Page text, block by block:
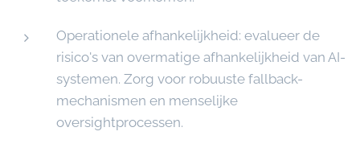
Operationele afhankelijkheid: evalueer de
risico's van overmatige afhankelijkheid van AI-
systemen. Zorg voor robuuste fallback-
mechanismen en menselijke
oversightprocessen.